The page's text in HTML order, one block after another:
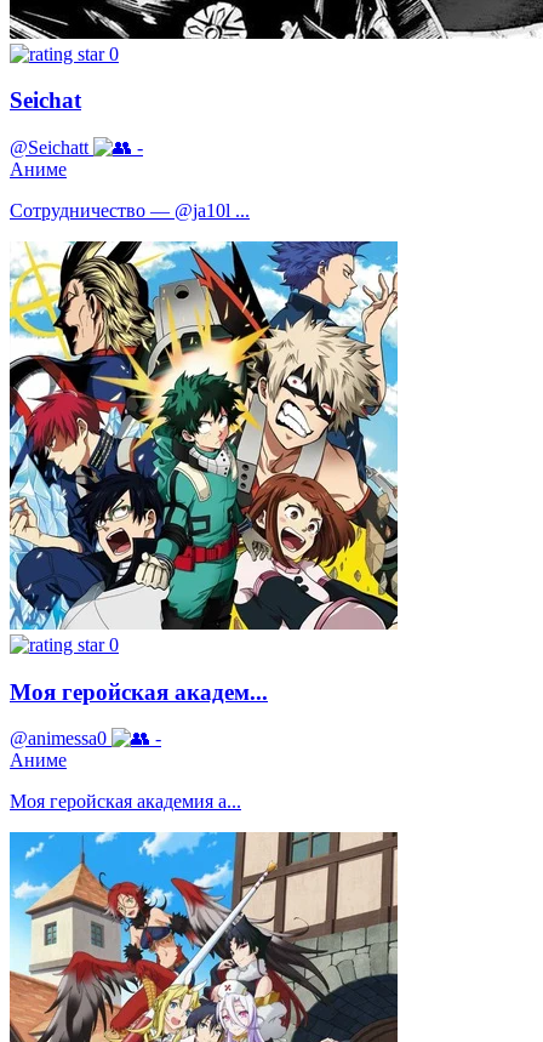
0
Seichat
@Seichatt
-
Аниме
Сотрудничество — @ja10l ...
0
Моя геройская академ...
@animessa0
-
Аниме
Моя геройская академия а...